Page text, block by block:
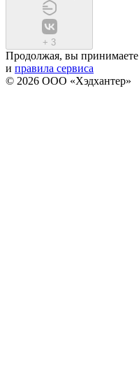
+ 3
Продолжая, вы принимаете
и правила сервиса
© 2026 ООО «Хэдхантер»